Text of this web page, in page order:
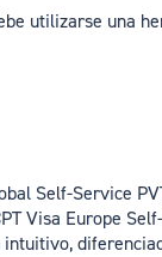
utilizarse una
Self-Service
Visa Europe